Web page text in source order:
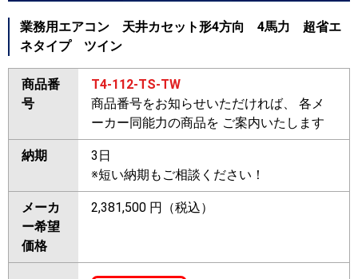
業務用エアコン 天井カセット形4方向 4馬力 超省エ
ネタイプ ツイン
商品番
号
T4-112-TS-TW
商品番号をお知らせいただければ、 各メ
ーカー同能力の商品を ご案内いたします
納期
3日
※短い納期もご相談ください！
メーカ
ー希望
価格
2,381,500 円（税込）